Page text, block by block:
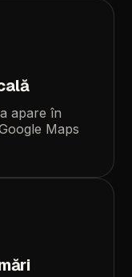
apare în
Maps